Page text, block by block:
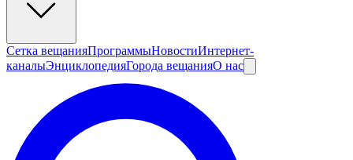
Сетка вещанияПрограммыНовостиИнтернет-
каналыЭнциклопедияГорода вещанияО нас